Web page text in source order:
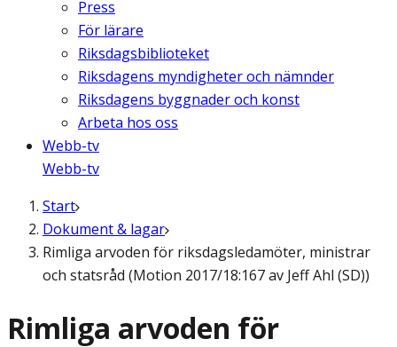
Press
För lärare
Riksdagsbiblioteket
Riksdagens myndigheter och nämnder
Riksdagens byggnader och konst
Arbeta hos oss
Webb-tv
Webb-tv
Start
Dokument & lagar
Rimliga arvoden för riksdagsledamöter, ministrar
och statsråd (Motion 2017/18:167 av Jeff Ahl (SD))
Rimliga arvoden för